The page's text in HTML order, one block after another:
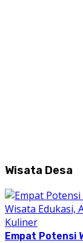
Wisata Desa
Empat Potensi